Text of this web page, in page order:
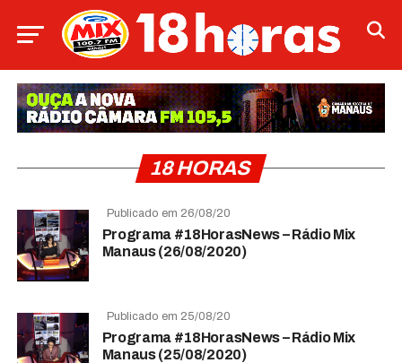
18 HORAS
Publicado em 26/08/20
Programa #18HorasNews – Rádio Mix
Manaus (26/08/2020)
Publicado em 25/08/20
Programa #18HorasNews – Rádio Mix
Manaus (25/08/2020)